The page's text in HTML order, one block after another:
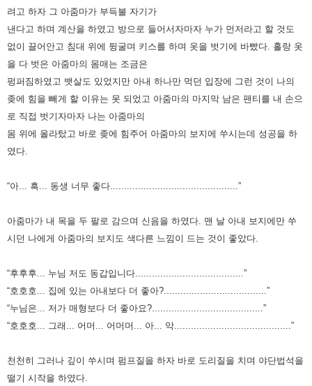
려고 하자 그 아줌마가 부득불 자기가
낸다고 하며 계산을 하였고 방으로 들어서자마자 누가 먼저라고 할 것도
없이 끌어안고 침대 위에 뒹굴며 키스를 하며 옷을 벗기에 바빴다. 홀랑 옷
을 다 벗은 아줌마의 몸매는 조금은
펑퍼짐하였고 뱃살도 있었지만 아내 하나만 먹던 입장에 그런 것이 나의
좆에 힘을 빼게 할 이유는 못 되었고 아줌마의 마지막 남은 팬티를 내 손으
로 직접 벗기자마자 나는 아줌마의
몸 위에 올라탔고 바로 좆에 힘주어 아줌마의 보지에 쑤시는데 성공을 하
였다.
“아... 흑... 동생 너무 좋다..............................................”
아줌마가 내 목을 두 팔로 감으며 신음을 하였다. 맨 날 아내 보지에만 쑤
시던 나에게 아줌마의 보지도 색다른 느낌이 드는 것이 좋았다.
“후후후... 누님 저도 동갑입니다.......................................”
“호호호... 집에 있는 아내보다 더 좋아?.....................................”
“누님은... 저가 매형보다 더 좋아요?........................................”
“호호호... 그래... 어머... 어머머... 아... 악..........................................”
천천히 그러나 깊이 쑤시며 펌프질을 하자 바로 도리질을 치며 야단법석을
떨기 시작을 하였다.